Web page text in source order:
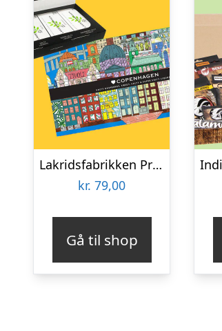
Lakridsfabrikken Premiumlakrids – Copenhagen
kr. 79,00
Gå til shop